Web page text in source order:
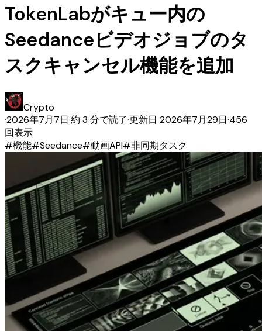
TokenLabがキュー内の
Seedanceビデオジョブのタ
スクキャンセル機能を追加
Crypto
·2026年7月7日·約 3 分で読了·更新日 2026年7月29日·456
回表示
#機能#Seedance#動画API#非同期タスク